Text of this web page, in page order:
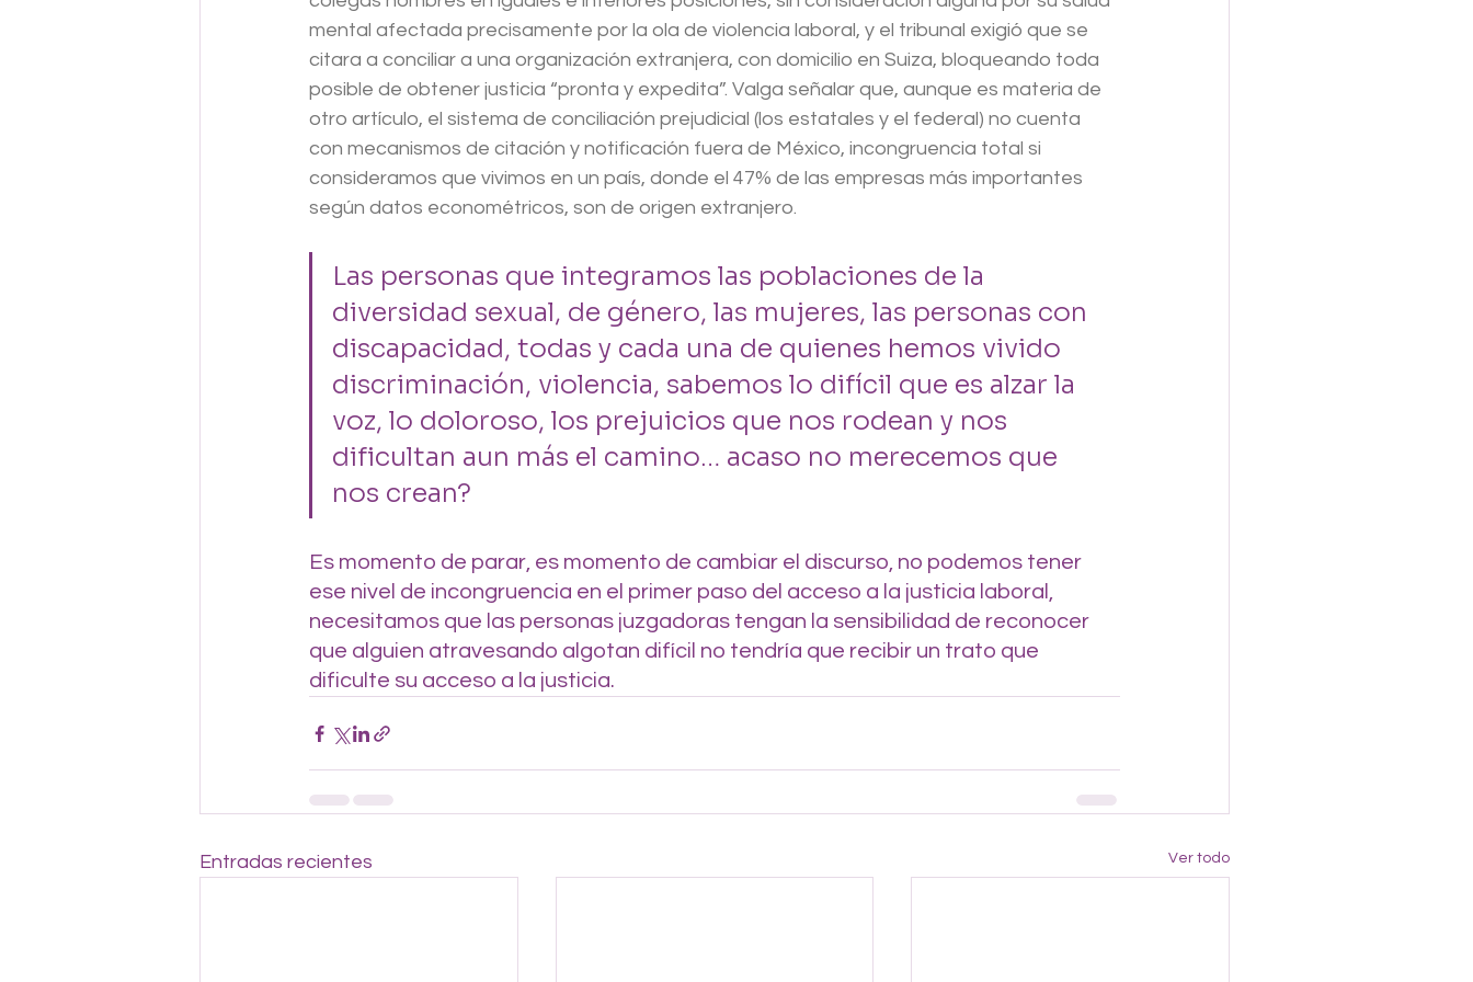
mental afectada precisamente por la ola de violencia laboral, y el tribunal exigió que se
citara a conciliar a una organización extranjera, con domicilio en Suiza, bloqueando toda
posible de obtener justicia “pronta y expedita”. Valga señalar que, aunque es materia de
otro artículo, el sistema de conciliación prejudicial (los estatales y el federal) no cuenta
con mecanismos de citación y notificación fuera de México, incongruencia total si
consideramos que vivimos en un país, donde el 47% de las empresas más importantes
según datos econométricos, son de origen extranjero.
Las personas que integramos las poblaciones de la
diversidad sexual, de género, las mujeres, las personas con
discapacidad, todas y cada una de quienes hemos vivido
discriminación, violencia, sabemos lo difícil que es alzar la
voz, lo doloroso, los prejuicios que nos rodean y nos
dificultan aun más el camino… acaso no merecemos que
nos crean?
Es momento de parar, es momento de cambiar el discurso, no podemos tener
ese nivel de incongruencia en el primer paso del acceso a la justicia laboral,
necesitamos que las personas juzgadoras tengan la sensibilidad de reconocer
que alguien atravesando algotan difícil no tendría que recibir un trato que
dificulte su acceso a la justicia.
Entradas recientes Ver todo